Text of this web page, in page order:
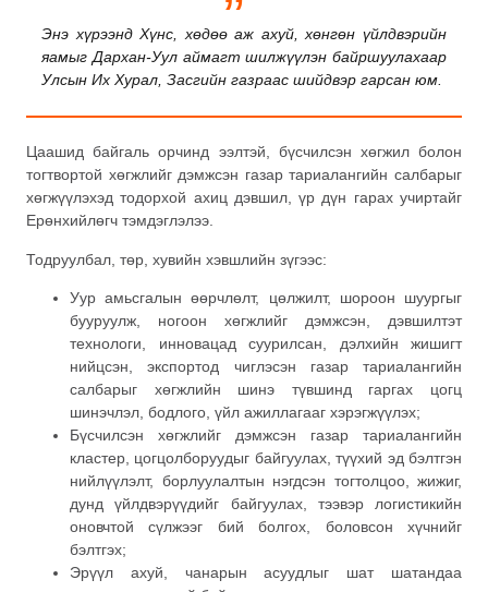
Энэ хүрээнд Хүнс, хөдөө аж ахуй, хөнгөн үйлдвэрийн
яамыг Дархан-Уул аймагт шилжүүлэн байршуулахаар
Улсын Их Хурал, Засгийн газраас шийдвэр гарсан юм.
Цаашид байгаль орчинд ээлтэй, бүсчилсэн хөгжил болон
тогтвортой хөгжлийг дэмжсэн газар тариалангийн салбарыг
хөгжүүлэхэд тодорхой ахиц дэвшил, үр дүн гарах учиртайг
Ерөнхийлөгч тэмдэглэлээ.
Тодруулбал, төр, хувийн хэвшлийн зүгээс:
Уур амьсгалын өөрчлөлт, цөлжилт, шороон шуургыг
бууруулж, ногоон хөгжлийг дэмжсэн, дэвшилтэт
технологи, инновацад суурилсан, дэлхийн жишигт
нийцсэн, экспортод чиглэсэн газар тариалангийн
салбарыг хөгжлийн шинэ түвшинд гаргах цогц
шинэчлэл, бодлого, үйл ажиллагааг хэрэгжүүлэх;
Бүсчилсэн хөгжлийг дэмжсэн газар тариалангийн
кластер, цогцолборуудыг байгуулах, түүхий эд бэлтгэн
нийлүүлэлт, борлуулалтын нэгдсэн тогтолцоо, жижиг,
дунд үйлдвэрүүдийг байгуулах, тээвэр логистикийн
оновчтой сүлжээг бий болгох, боловсон хүчнийг
бэлтгэх;
Эрүүл ахуй, чанарын асуудлыг шат шатандаа